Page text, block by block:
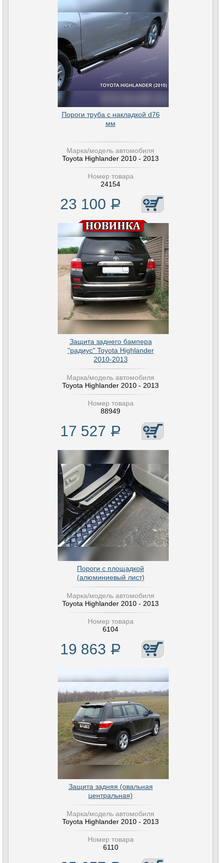
Пороги труба с накладкой d76
мм
Марка/модель автомобиля
Toyota Highlander 2010 - 2013
Номер товара
24154
23 100 Р
Защита заднего бампера
"радиус" Toyota Highlander
2010-2013
Марка/модель автомобиля
Toyota Highlander 2010 - 2013
Номер товара
88949
17 527 Р
Пороги с площадкой
(алюминиевый лист)
Марка/модель автомобиля
Toyota Highlander 2010 - 2013
Номер товара
6104
19 863 Р
Защита задняя (овальная
центральная)
Марка/модель автомобиля
Toyota Highlander 2010 - 2013
Номер товара
6110